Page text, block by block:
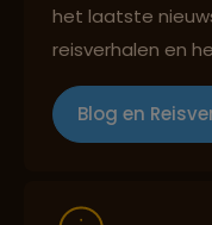
Best
het laatste
reisverhalen en
Blog en